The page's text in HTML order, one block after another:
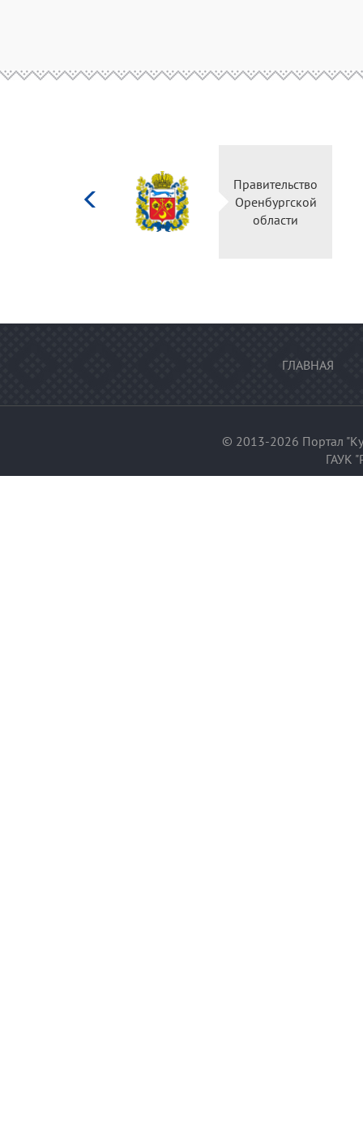
культуры
Российской
Правительство
Оренбургской
области
ГЛАВНАЯ
© 2013-2026 Портал
ГАУК